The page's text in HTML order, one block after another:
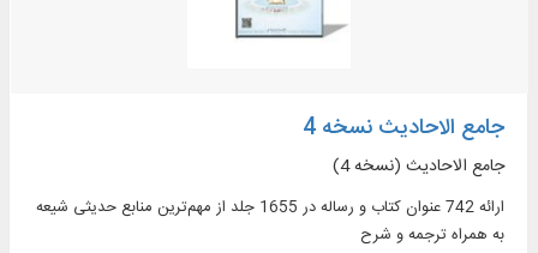
جامع الاحادیث نسخه 4
جامع الاحادیث (نسخه 4)
ارائه 742 عنوان کتاب و رساله در 1655 جلد از مهم‌ترین منابع حدیثی شیعه
به همراه ترجمه و شرح